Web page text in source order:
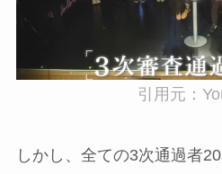
引用元：
しかし、全ての3次通過者